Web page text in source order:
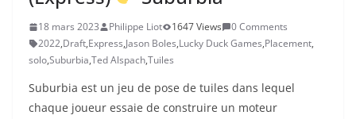
18 mars 2023 Philippe Liot 1647 Views
0 Comments
2022,Draft,Express,Jason Boles,Lucky Duck Games,Placement,
solo,Suburbia,Ted Alspach,Tuiles
Suburbia est un jeu de pose de tuiles dans lequel
chaque joueur essaie de construire un moteur